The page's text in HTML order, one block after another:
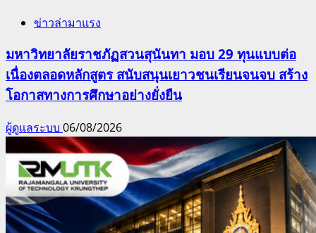
ข่าวล่ามาแรง
มหาวิทยาลัยราชภัฏสวนสุนันทา มอบ 29 ทุนแบบต่อ
เนื่องตลอดหลักสูตร สนับสนุนเยาวชนเรียนจนจบ สร้าง
โอกาสทางการศึกษาอย่างยั่งยืน
ผู้ดูแลระบบ 06/08/2026